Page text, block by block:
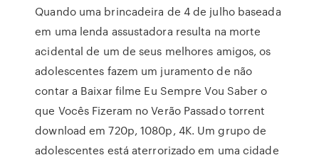
Quando uma brincadeira de 4 de julho baseada
em uma lenda assustadora resulta na morte
acidental de um de seus melhores amigos, os
adolescentes fazem um juramento de não
contar a Baixar filme Eu Sempre Vou Saber o
que Vocês Fizeram no Verão Passado torrent
download em 720p, 1080p, 4K. Um grupo de
adolescentes está aterrorizado em uma cidade